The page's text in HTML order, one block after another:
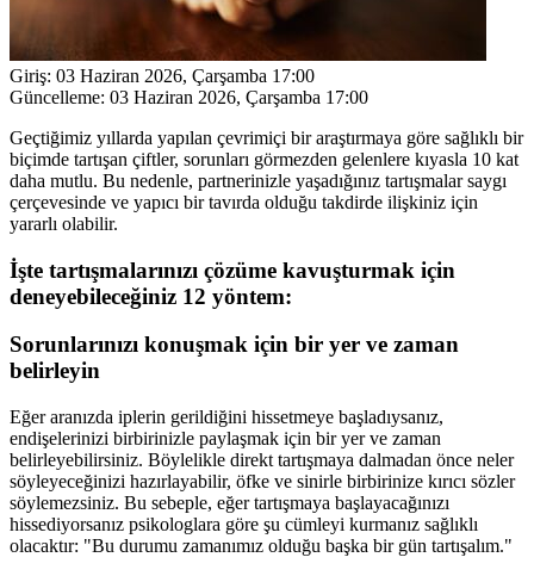
Giriş: 03 Haziran 2026, Çarşamba 17:00
Güncelleme: 03 Haziran 2026, Çarşamba 17:00
Geçtiğimiz yıllarda yapılan çevrimiçi bir araştırmaya göre sağlıklı bir
biçimde tartışan çiftler, sorunları görmezden gelenlere kıyasla 10 kat
daha mutlu. Bu nedenle, partnerinizle yaşadığınız tartışmalar saygı
çerçevesinde ve yapıcı bir tavırda olduğu takdirde ilişkiniz için
yararlı olabilir.
İşte tartışmalarınızı çözüme kavuşturmak için
deneyebileceğiniz 12 yöntem:
Sorunlarınızı konuşmak için bir yer ve zaman
belirleyin
Eğer aranızda iplerin gerildiğini hissetmeye başladıysanız,
endişelerinizi birbirinizle paylaşmak için bir yer ve zaman
belirleyebilirsiniz. Böylelikle direkt tartışmaya dalmadan önce neler
söyleyeceğinizi hazırlayabilir, öfke ve sinirle birbirinize kırıcı sözler
söylemezsiniz. Bu sebeple, eğer tartışmaya başlayacağınızı
hissediyorsanız psikologlara göre şu cümleyi kurmanız sağlıklı
olacaktır: "Bu durumu zamanımız olduğu başka bir gün tartışalım."